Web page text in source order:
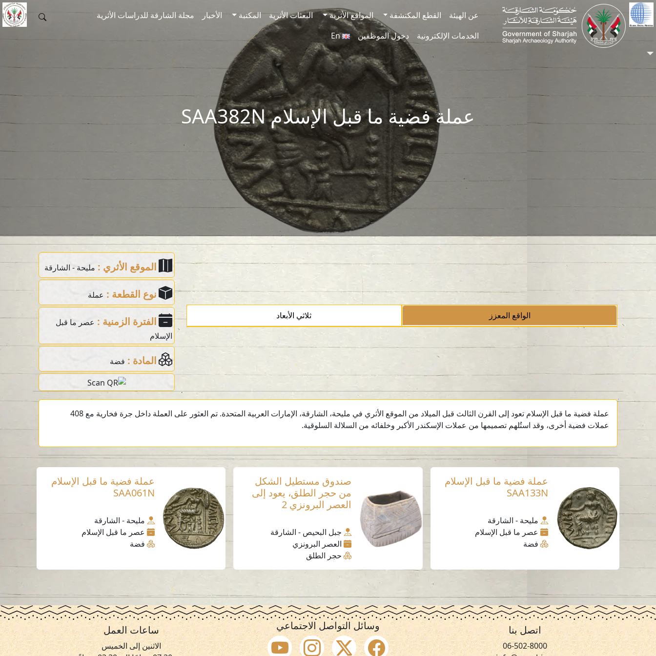
Skip to main content
عن الهيئة
القطع المكتشفة المواقع الأثرية البعثات الأثرية المكتبة الأخبار
مجلة الشارقة للدراسات الأثرية
الخدمات الإلكترونية
دخول الموظفين En
عملة فضية ما قبل الإسلام SAA382N
الواقع المعزز ثلاثي الأبعاد
الموقع الأثري : مليحة - الشارقة
نوع القطعة : عملة
الفترة الزمنية : عصر ما قبل
الإسلام
المادة : فضة
عملة فضية ما قبل الإسلام تعود إلى القرن الثالث قبل الميلاد من الموقع الأثري في مليحة، الشارقة، الإمارات العربية المتحدة. تم العثور على العملة داخل جرة فخارية مع 408
عملات فضية أخرى، وقد استُلهم تصميمها من عملات الإسكندر الأكبر وخلفائه من السلالة السلوقية.
عملة فضية ما قبل الإسلام
SAA133N
مليحة - الشارقة
عصر ما قبل الإسلام
فضة
صندوق مستطيل الشكل
من حجر الطلق، يعود إلى
العصر البرونزي 2
جبل البحيص - الشارقة
العصر البرونزي
حجر الطلق
عملة فضية ما قبل الإسلام
SAA061N
مليحة - الشارقة
عصر ما قبل الإسلام
فضة
اتصل بنا
06-502-8000
وسائل التواصل الاجتماعي ساعات العمل
الاثنين إلى الخميس